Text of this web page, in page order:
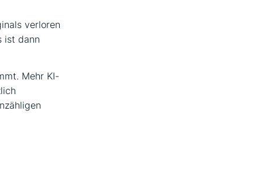
verloren
ist dann
Mehr KI-